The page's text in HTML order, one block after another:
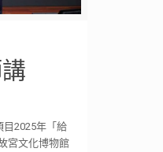
目2025年「給
宮文化博物館